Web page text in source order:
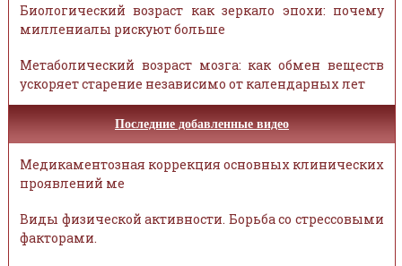
Биологический возраст как зеркало эпохи: почему
миллениалы рискуют больше
Метаболический возраст мозга: как обмен веществ
ускоряет старение независимо от календарных лет
Последние добавленные видео
Медикаментозная коррекция основных клинических
проявлений ме
Виды физической активности. Борьба со стрессовыми
факторами.